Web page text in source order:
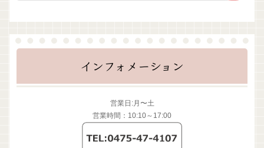
インフォメーション
営業日:月〜土
営業時間：10:10～17:00